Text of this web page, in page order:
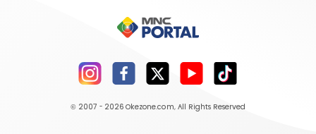
© 2007 - 2026 Okezone.com, All Rights Reserved